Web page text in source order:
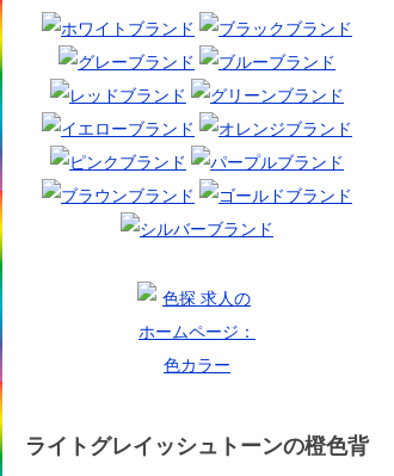
ライトグレイッシュトーンの橙色背